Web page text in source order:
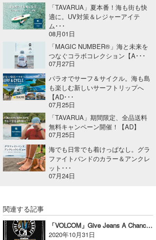
「TAVARUA」夏本番！海も街も快
適に。UV対策＆レジャーアイテ
ム･･･
08月01日
「MAGIC NUMBER®」海と未来を
つなぐコラボコレクション【A･･･
07月27日
パラオでサーフ＆サイクル。海も島
も楽しむ新しいサーフトリップへ
【AD･･･
07月25日
「TAVARUA」期間限定、全品送料
無料キャンペーン開催！【AD】
07月25日
海でも日常でも着けっぱなし。グラ
ファイトバンドのカラー＆アンクレ
ット･･･
07月24日
関連する記事
「VOLCOM」Give Jeans A Chance 2020【AD】
2020年10月31日